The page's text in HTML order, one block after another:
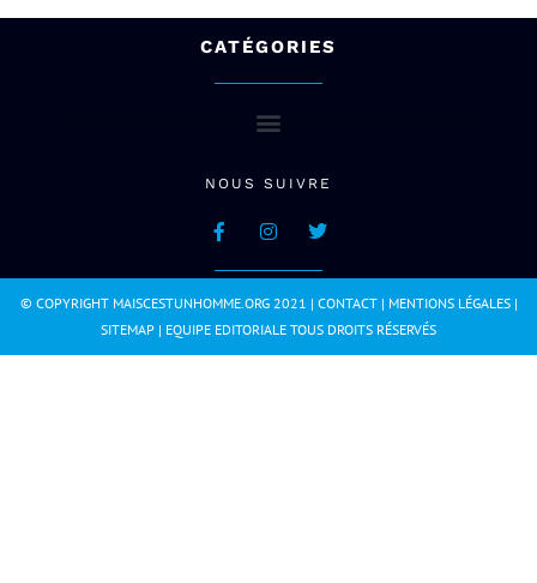
CATÉGORIES
NOUS SUIVRE
© COPYRIGHT MAISCESTUNHOMME.ORG 2021 | CONTACT| MENTIONS LÉGALES|
SITEMAP | EQUIPE EDITORIALE TOUS DROITS RÉSERVÉS